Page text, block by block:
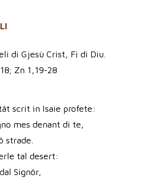
di Gjesù Crist, Fi di Diu.
Zn 1,19-28
scrit in Isaie profete:
mes denant di te,
strade.
tal desert:
Signôr,